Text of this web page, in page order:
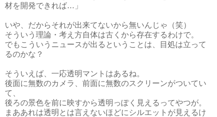
材を開発できれば…」
いや、だからそれが出来てないから無いんじゃ（笑）
そういう理論・考え方自体は古くから存在するわけで。
でもこういうニュースが出るということは、目処は立って
るのかな？
そういえば、一応透明マントはあるね。
後面に無数のカメラ、前面に無数のスクリーンがついてい
て、
後ろの景色を前に映すから透明っぽく見えるってやつが。
まああれは透明とは言えないほどにシルエットが見えるけ